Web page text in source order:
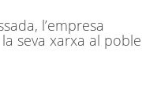
l’empresa
seva xarxa al poble